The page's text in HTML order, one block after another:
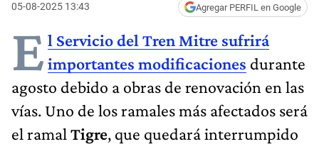
05-08-2025 13:43 Agregar PERFIL en Google
E l Servicio del Tren Mitre sufrirá
importantes modificaciones durante
agosto debido a obras de renovación en las
vías. Uno de los ramales más afectados será
el ramal Tigre, que quedará interrumpido